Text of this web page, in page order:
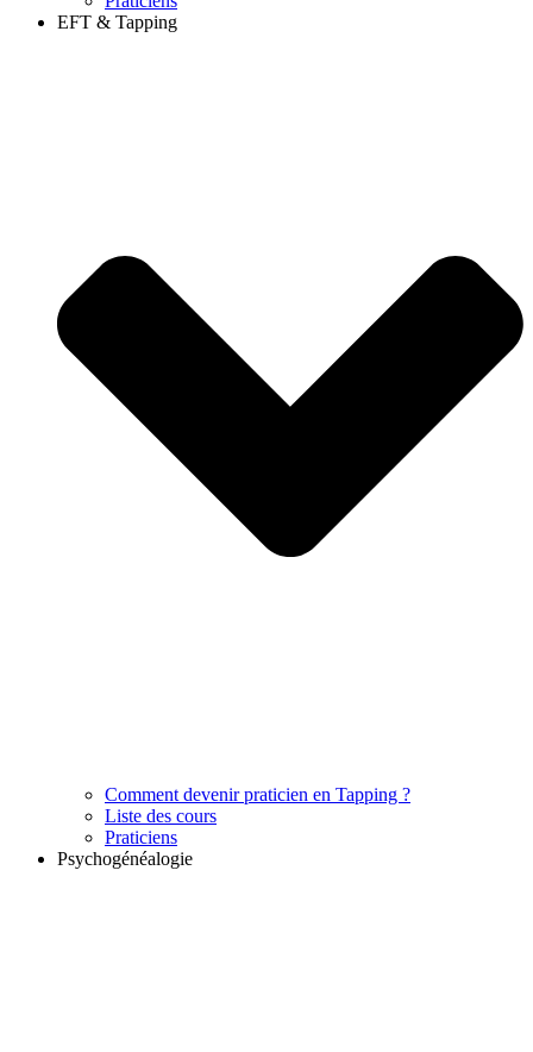
EFT & Tapping
Comment devenir praticien en Tapping ?
Liste des cours
Praticiens
Psychogénéalogie